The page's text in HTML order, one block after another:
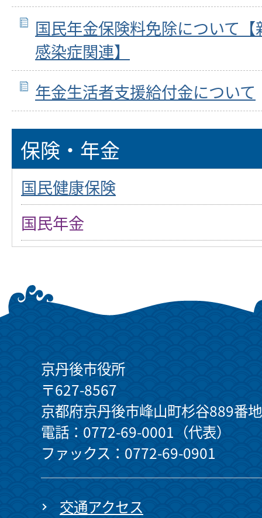
国民年金保険料免除について
感染症関連】
年金生活者支援給付金について
保険・年金
国民健康保険
国民年金
京丹後市役所
〒627-8567
京都府京丹後市峰山町杉谷889番地
電話：0772-69-0001（代表）
ファックス：0772-69-0901
交通アクセス